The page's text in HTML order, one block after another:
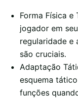
Forma Física e
jogador em
regularidade e
são cruciais.
Adaptação
esquema
funções